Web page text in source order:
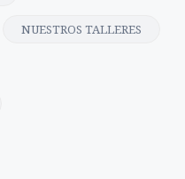
NUESTROS TALLERES